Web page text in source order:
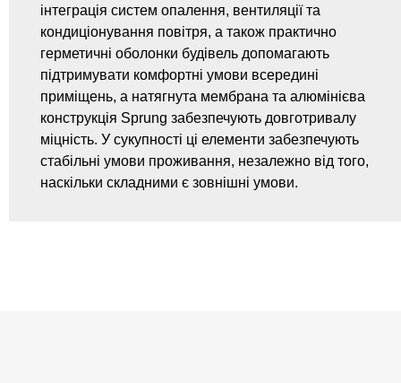
інтеграція систем опалення, вентиляції та
кондиціонування повітря, а також практично
герметичні оболонки будівель допомагають
підтримувати комфортні умови всередині
приміщень, а натягнута мембрана та алюмінієва
конструкція Sprung забезпечують довготривалу
міцність. У сукупності ці елементи забезпечують
стабільні умови проживання, незалежно від того,
наскільки складними є зовнішні умови.